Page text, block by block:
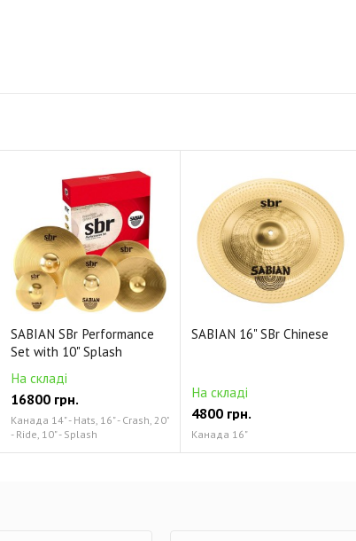
SABIAN SBr Performance
Set with 10" Splash
На складі
16800 грн.
Канада 14" - Hats, 16" - Crash, 20"
- Ride, 10" - Splash
SABIAN 16" SBr Chinese
На складі
4800 грн.
Канада 16"